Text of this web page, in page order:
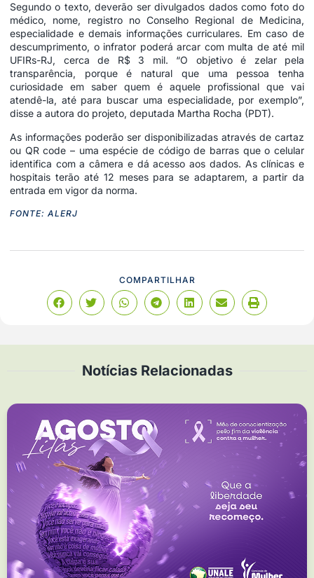
Segundo o texto, deverão ser divulgados dados como foto do
médico, nome, registro no Conselho Regional de Medicina,
especialidade e demais informações curriculares. Em caso de
descumprimento, o infrator poderá arcar com multa de até mil
UFIRs-RJ, cerca de R$ 3 mil. “O objetivo é zelar pela
transparência, porque é natural que uma pessoa tenha
curiosidade em saber quem é aquele profissional que vai
atendê-la, até para buscar uma especialidade, por exemplo”,
disse a autora do projeto, deputada Martha Rocha (PDT).
As informações poderão ser disponibilizadas através de cartaz
ou QR code – uma espécie de código de barras que o celular
identifica com a câmera e dá acesso aos dados. As clínicas e
hospitais terão até 12 meses para se adaptarem, a partir da
entrada em vigor da norma.
FONTE: ALERJ
COMPARTILHAR
Notícias Relacionadas